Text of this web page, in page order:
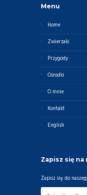
Menu
Home
Zwierzaki
Przygody
Ośrodki
O mnie
Kontakt
English
Zapisz się
Zapisz się do